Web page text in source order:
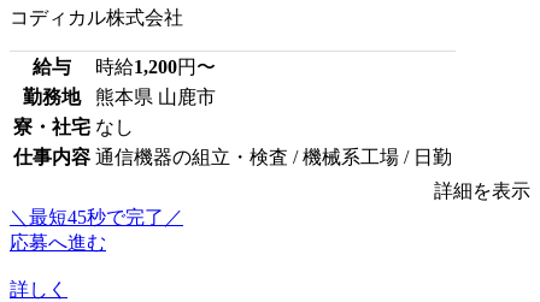
コディカル株式会社
給与 時給1,200円〜
勤務地
熊本県 山鹿市
寮・社宅 なし
仕事内容 通信機器の組立・検査 / 機械系工場 / 日勤
詳細を表示
＼最短45秒で完了／
応募へ進む
詳しく